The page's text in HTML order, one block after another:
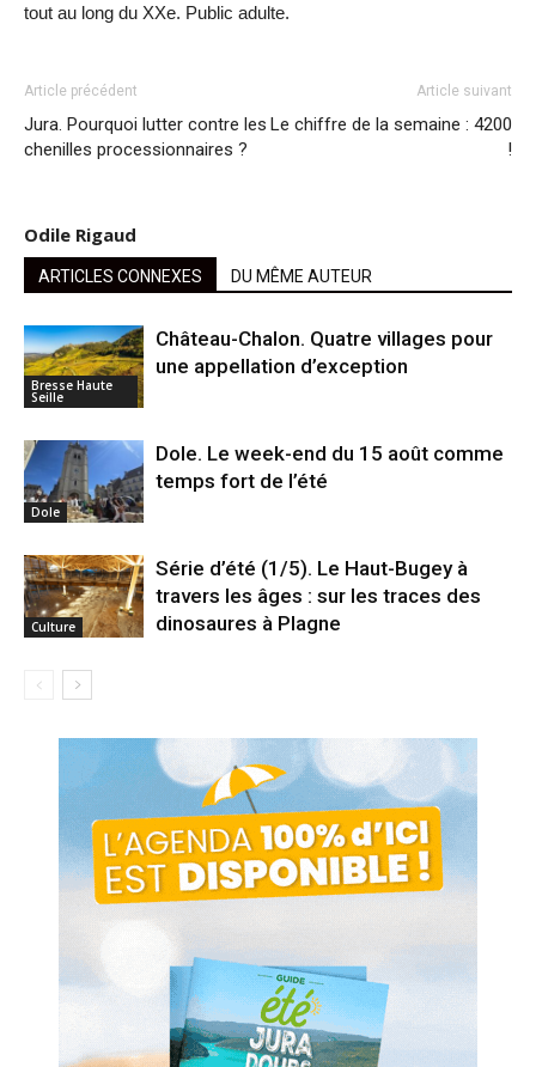
tout au long du XXe. Public adulte.
Article précédent
Jura. Pourquoi lutter contre les
chenilles processionnaires ?
Article suivant
Le chiffre de la semaine : 4200
!
Odile Rigaud
ARTICLES CONNEXES DU MÊME AUTEUR
Bresse Haute
Seille
Château-Chalon. Quatre villages pour
une appellation d’exception
Dole
Dole. Le week-end du 15 août comme
temps fort de l’été
Culture
Série d’été (1/5). Le Haut-Bugey à
travers les âges : sur les traces des
dinosaures à Plagne